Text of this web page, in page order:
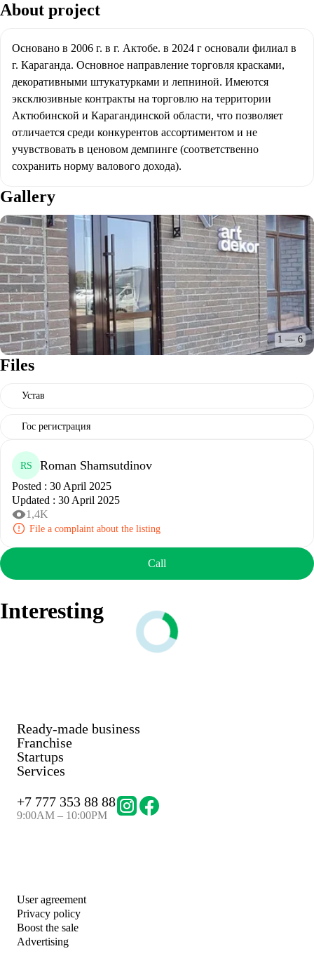
About project
Основано в 2006 г. в г. Актобе. в 2024 г основали филиал в
г. Караганда. Основное направление торговля красками,
декоративными штукатурками и лепниной. Имеются
эксклюзивные контракты на торговлю на территории
Актюбинской и Карагандинской области, что позволяет
отличается среди конкурентов ассортиментом и не
учувствовать в ценовом демпинге (соответственно
сохранить норму валового дохода).
Gallery
1 — 6
Files
Устав
Гос регистрация
RS Roman Shamsutdinov
Posted : 30 April 2025
Updated : 30 April 2025
1,4K
File a complaint about the listing
Call
Interesting
Ready-made business
Franchise
Startups
Services
+7 777 353 88 88
9:00AM – 10:00PM
User agreement
Privacy policy
Boost the sale
Advertising